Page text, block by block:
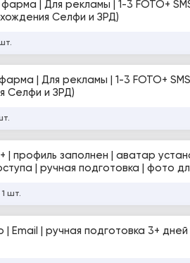
| Для рекламы | 1-3 FOTO+
Селфи и ЗРД)
| Для рекламы | 1-3 FOTO+
Селфи и ЗРД)
| профиль заполнен | аватар
| ручная подготовка | фото
1 шт.
Email | ручная подготовка 3+